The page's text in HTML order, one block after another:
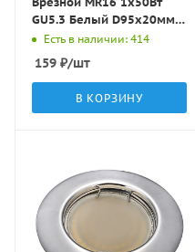
GU5.3 Белый D95х20мм
IP20 ST11 LBT
Есть в наличии: 414
159 ₽/шт
В КОРЗИНУ